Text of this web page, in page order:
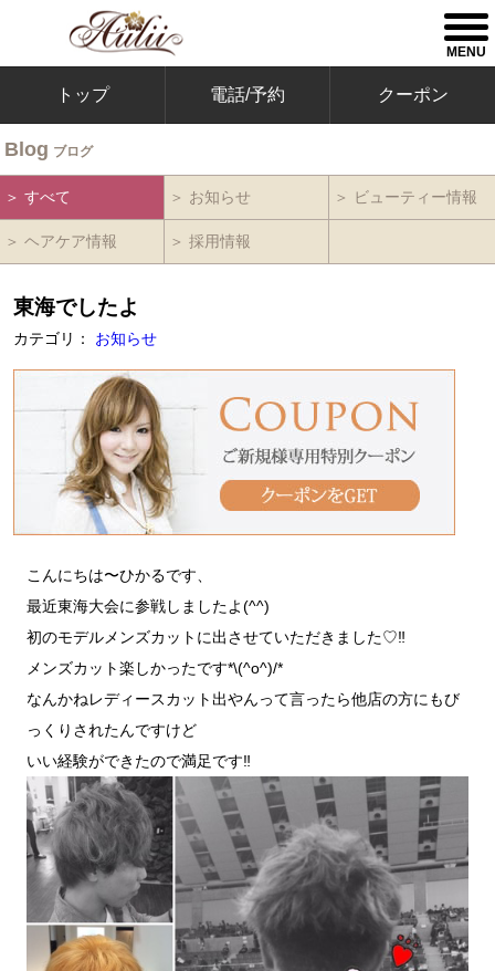
MENU
トップ 電話/予約 クーポン
Blog ブログ
＞ すべて ＞ お知らせ ＞ ビューティー情報
＞ ヘアケア情報 ＞ 採用情報
東海でしたよ
カテゴリ： お知らせ
こんにちは〜ひかるです、
最近東海大会に参戦しましたよ(^^)
初のモデルメンズカットに出させていただきました♡‼︎
メンズカット楽しかったです*\(^o^)/*
なんかねレディースカット出やんって言ったら他店の方にもび
っくりされたんですけど
いい経験ができたので満足です‼︎